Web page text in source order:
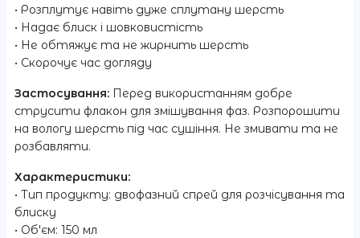
• Розплутує навіть дуже сплутану шерсть
• Надає блиск і шовковистість
• Не обтяжує та не жирнить шерсть
• Скорочує час догляду
Застосування: Перед використанням добре
струсити флакон для змішування фаз. Розпорошити
на вологу шерсть під час сушіння. Не змивати та не
розбавляти.
Характеристики:
• Тип продукту: двофазний спрей для розчісування та
блиску
• Обʼєм: 150 мл